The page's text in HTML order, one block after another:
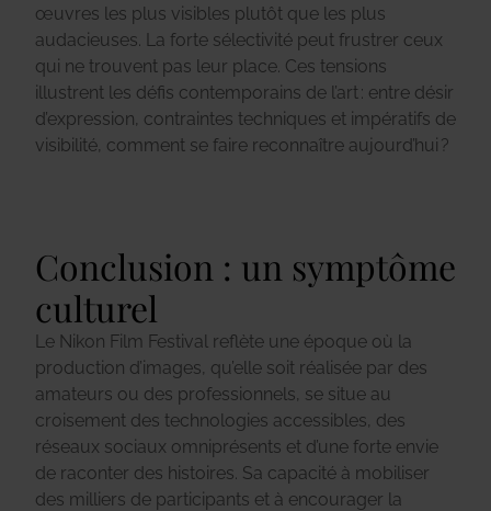
œuvres les plus visibles plutôt que les plus
audacieuses. La forte sélectivité peut frustrer ceux
qui ne trouvent pas leur place. Ces tensions
illustrent les défis contemporains de l’art : entre désir
d’expression, contraintes techniques et impératifs de
visibilité, comment se faire reconnaître aujourd’hui ?
Conclusion : un symptôme
culturel
Le Nikon Film Festival reflète une époque où la
production d’images, qu’elle soit réalisée par des
amateurs ou des professionnels, se situe au
croisement des technologies accessibles, des
réseaux sociaux omniprésents et d’une forte envie
de raconter des histoires. Sa capacité à mobiliser
des milliers de participants et à encourager la